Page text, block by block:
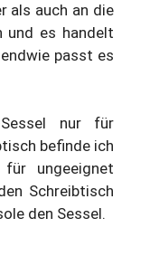
als auch an die
und es handelt
passt es
nur für
befinde ich
ungeeignet
Schreibtisch
den Sessel.